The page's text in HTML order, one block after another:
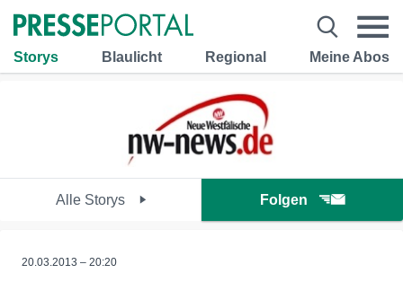
Storys Blaulicht Regional Meine Abos
Alle Storys Folgen
20.03.2013 – 20:20